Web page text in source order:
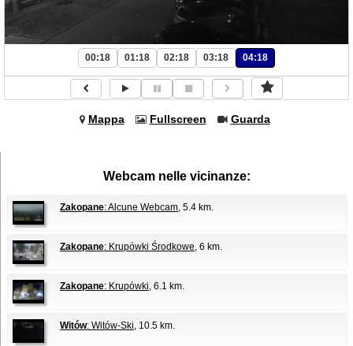
00:18 01:18 02:18 03:18 04:18
Mappa Fullscreen Guarda
Webcam nelle vicinanze:
Zakopane: Alcune Webcam, 5.4 km.
Zakopane: Krupówki Środkowe, 6 km.
Zakopane: Krupówki, 6.1 km.
Witów: Witów-Ski, 10.5 km.